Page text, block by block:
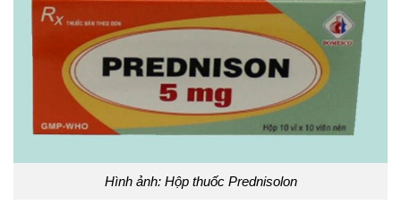
Hình ảnh: Hộp thuốc Prednisolon